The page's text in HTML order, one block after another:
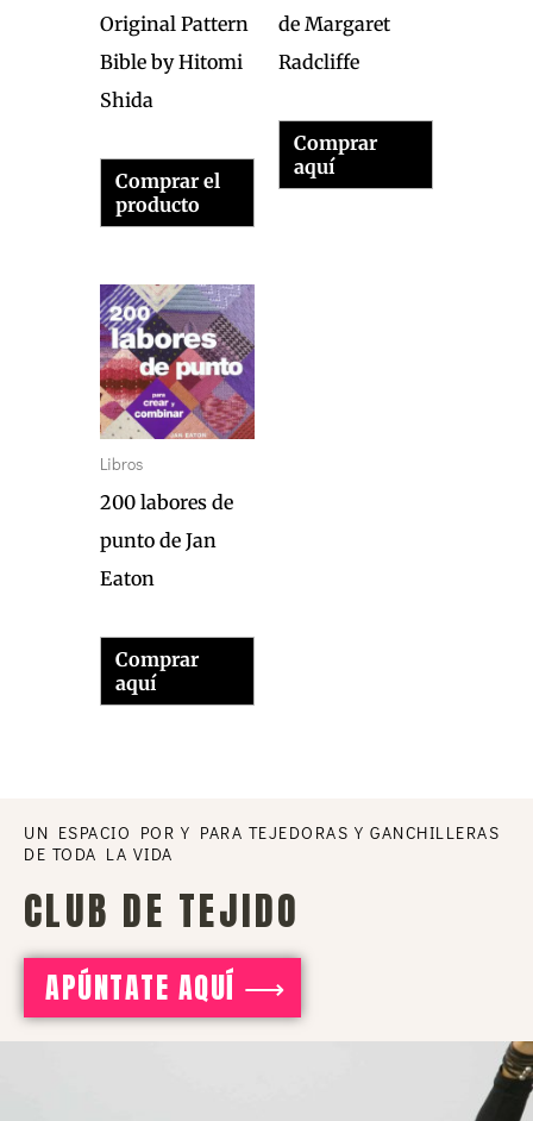
Original Pattern
Bible by Hitomi
Shida
Comprar el
producto
de Margaret
Radcliffe
Comprar
aquí
Libros
200 labores de
punto de Jan
Eaton
Comprar
aquí
UN ESPACIO POR Y PARA TEJEDORAS Y GANCHILLERAS
DE TODA LA VIDA
CLUB DE TEJIDO
APÚNTATE AQUÍ ⟶